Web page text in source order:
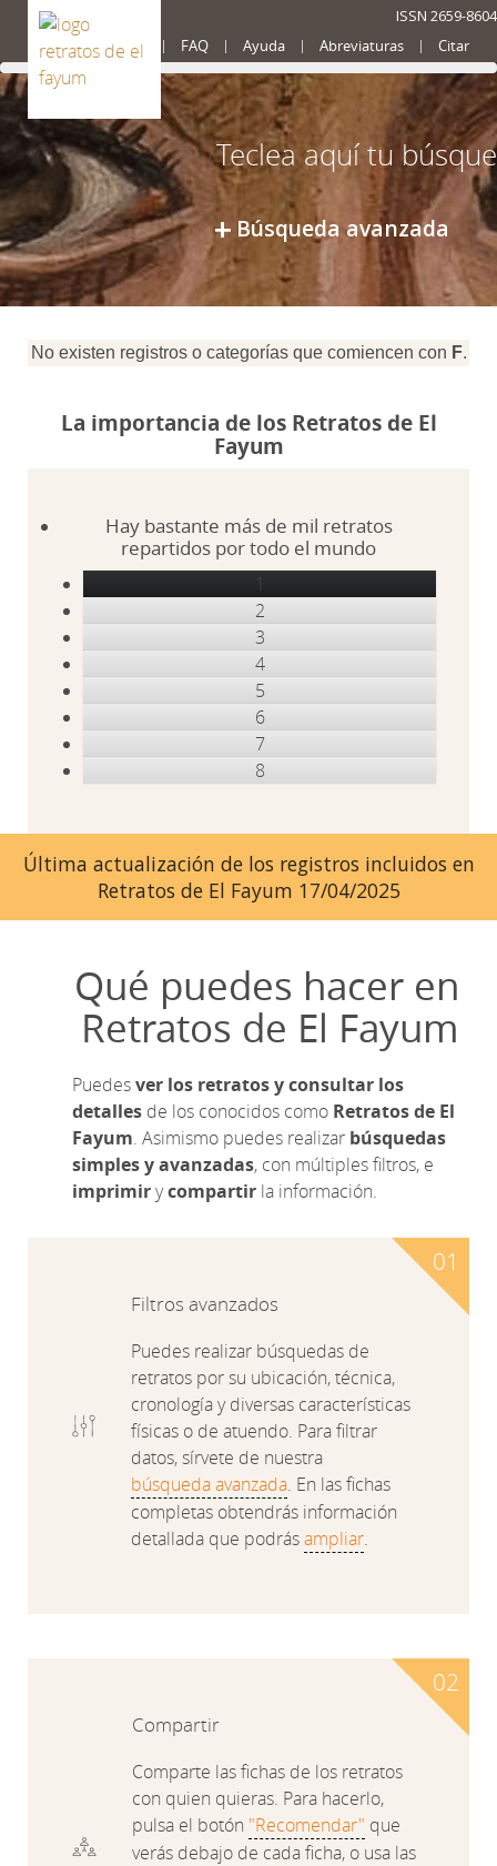
ISSN 2659-8604
Presentación FAQ Ayuda Abreviaturas Citar
Búsqueda avanzada
No existen registros o categorías que comiencen con F.
La importancia de los Retratos de El
Fayum
Hay bastante más de mil retratos
repartidos por todo el mundo
1
2
3
4
5
6
7
8
Última actualización de los registros incluidos en
Retratos de El Fayum 17/04/2025
Qué puedes hacer en
Retratos de El Fayum
Puedesver los retratos y consultar los
detalles de los conocidos como Retratos de El
Fayum. Asimismo puedes realizar búsquedas
simples y avanzadas, con múltiples filtros, e
imprimirycompartir la información.
Filtros avanzados
Puedes realizar búsquedas de
retratos por su ubicación, técnica,
cronología y diversas características
físicas o de atuendo. Para filtrar
datos, sírvete de nuestra
búsqueda avanzada. En las fichas
completas obtendrás información
detallada que podrásampliar.
Compartir
Comparte las fichas de los retratos
con quien quieras. Para hacerlo,
pulsa el botón "Recomendar" que
verás debajo de cada ficha, o usa las